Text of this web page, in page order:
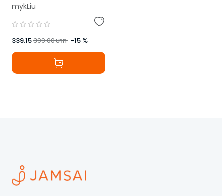
mykLiu
339.15399.00บาท -15 %